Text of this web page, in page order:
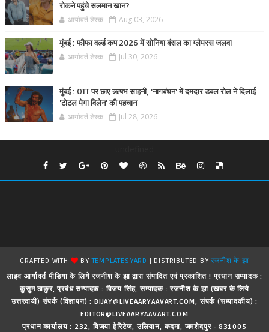
रोकने पहुंचे सलमान खान?
आर्यावर्त डेस्क Aug 03, 2026
मुंबई : फीफा वर्ल्ड कप 2026 में सोनिया बंसल का ग्लैमरस जलवा
आर्यावर्त डेस्क Jul 30, 2026
मुंबई : OTT पर छाए ऋषभ साहनी, 'नागबंधन' में दमदार डबल रोल ने दिलाई
'टोटल मेगा विलेन' की पहचान
आर्यावर्त डेस्क Jul 28, 2026
CRAFTED WITH BYTEMPLATESYARD | DISTRIBUTED BYरजनीश के झा
लाइव आर्यावर्त मीडिया के लिये रजनीश के झा द्वारा संपादित एवं प्रकाशित ! प्रधान सम्पादक :
कुसुम ठाकुर, प्रबंध सम्पादक : विजय सिंह, सम्पादक : रजनीश के झा (खबर के लिये
उत्तरदायी) संपर्क (विज्ञापन) : BIJAY@LIVEAARYAAVART.COM, संपर्क (सम्पादकीय) :
EDITOR@LIVEAARYAAVART.COM
प्रधान कार्यालय : 232, विजया हेरिटेज, उलियान, कदमा, जमशेदपुर - 831005